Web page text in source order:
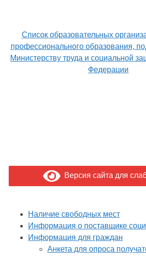
Список образовательных
профессионального образования,
Министерству труда и социальной
Федерации
Версия сайта для
Наличие свободных мест
Информация о поставщике
Информация для граждан
Анкета для опроса